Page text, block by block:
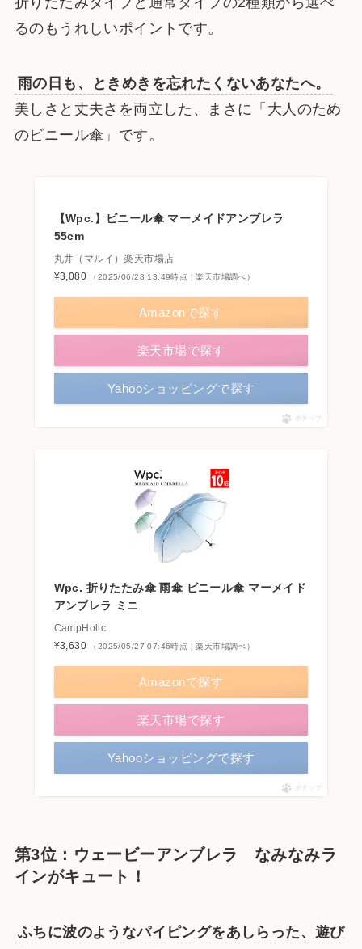
るのもうれしいポイントです。
雨の日も、ときめきを忘れたくないあなたへ。
美しさと丈夫さを両立した、まさに「大人のため
のビニール傘」です。
【Wpc.】ビニール傘 マーメイドアンブレラ
55cm
丸井（マルイ）楽天市場店
¥3,080
（2025/06/28 13:49時点 | 楽天市場調べ）
Amazonで探す
楽天市場で探す
Yahooショッピングで探す
ポチップ
Wpc. 折りたたみ傘 雨傘 ビニール傘 マーメイド
アンブレラ ミニ
CampHolic
¥3,630
（2025/05/27 07:46時点 | 楽天市場調べ）
Amazonで探す
楽天市場で探す
Yahooショッピングで探す
ポチップ
第3位：ウェービーアンブレラ なみなみラ
インがキュート！
ふちに波のようなパイピングをあしらった、遊び